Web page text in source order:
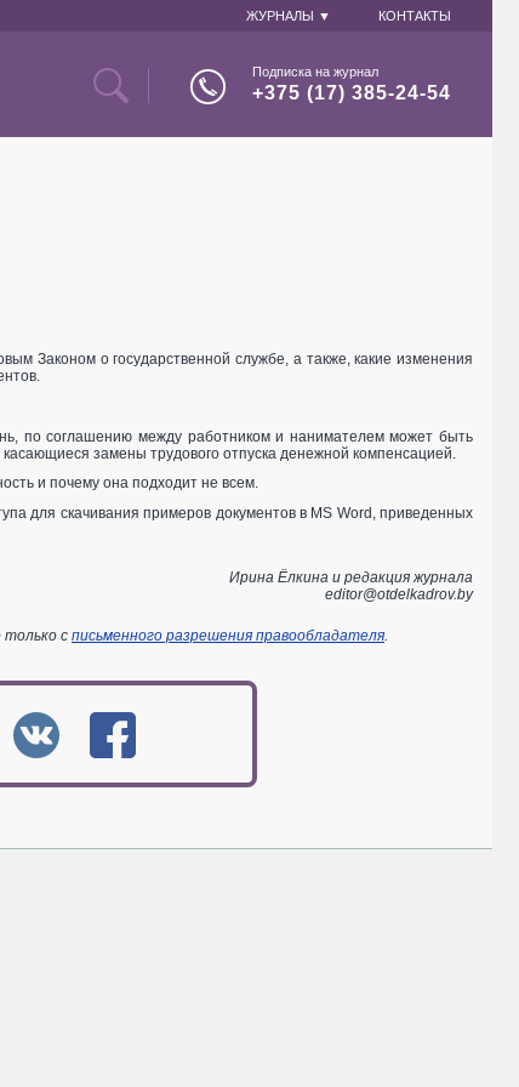
ЖУРНАЛЫ ▼ КОНТАКТЫ
Подписка на журнал
+375 (17) 385-24-54
Законом о государственной службе, а также, какие изменения
по соглашению между работником и нанимателем может быть
замены трудового отпуска денежной компенсацией.
и почему она подходит не всем.
для скачивания примеров документов в MS Word, приведенных
Ирина Ёлкина и редакция журнала
editor@otdelkadrov.by
только с письменного разрешения правообладателя